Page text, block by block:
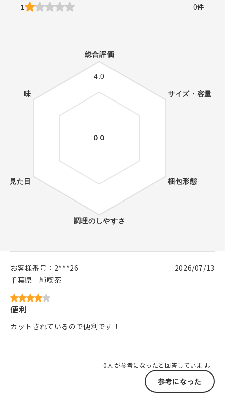
1 0件
お客様番号： 2***26
千葉県
純喫茶
2026/07/13
便利
カットされているので便利です！
0人が参考になったと回答しています。
参考になった